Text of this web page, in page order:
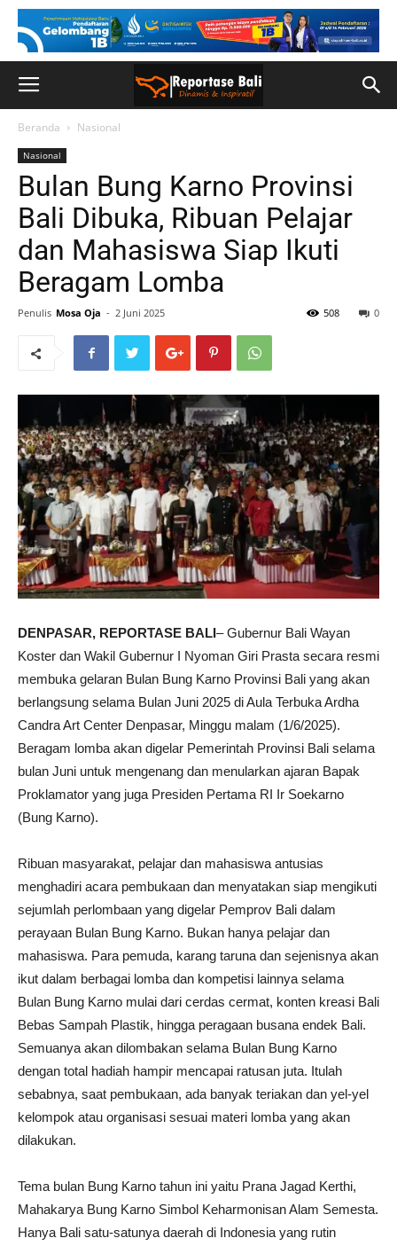
Beranda Nasional
Nasional
Bulan Bung Karno Provinsi
Bali Dibuka, Ribuan Pelajar
dan Mahasiswa Siap Ikuti
Beragam Lomba
Penulis Mosa Oja - 2 Juni 2025 0
508
DENPASAR, REPORTASE BALI– Gubernur Bali Wayan
Koster dan Wakil Gubernur I Nyoman Giri Prasta secara resmi
membuka gelaran Bulan Bung Karno Provinsi Bali yang akan
berlangsung selama Bulan Juni 2025 di Aula Terbuka Ardha
Candra Art Center Denpasar, Minggu malam (1/6/2025).
Beragam lomba akan digelar Pemerintah Provinsi Bali selama
bulan Juni untuk mengenang dan menularkan ajaran Bapak
Proklamator yang juga Presiden Pertama RI Ir Soekarno
(Bung Karno).
Ribuan masyarakat, pelajar dan mahasiswa antusias
menghadiri acara pembukaan dan menyatakan siap mengikuti
sejumlah perlombaan yang digelar Pemprov Bali dalam
perayaan Bulan Bung Karno. Bukan hanya pelajar dan
mahasiswa. Para pemuda, karang taruna dan sejenisnya akan
ikut dalam berbagai lomba dan kompetisi lainnya selama
Bulan Bung Karno mulai dari cerdas cermat, konten kreasi Bali
Bebas Sampah Plastik, hingga peragaan busana endek Bali.
Semuanya akan dilombakan selama Bulan Bung Karno
dengan total hadiah hampir mencapai ratusan juta. Itulah
sebabnya, saat pembukaan, ada banyak teriakan dan yel-yel
kelompok atau organisasi sesuai materi lomba yang akan
dilakukan.
Tema bulan Bung Karno tahun ini yaitu Prana Jagad Kerthi,
Mahakarya Bung Karno Simbol Keharmonisan Alam Semesta.
Hanya Bali satu-satunya daerah di Indonesia yang rutin